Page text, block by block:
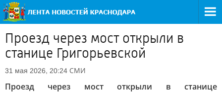
Проезд через мост открыли в
станице Григорьевской
31 мая 2026, 20:24 СМИ
Проезд через мост открыли в станице